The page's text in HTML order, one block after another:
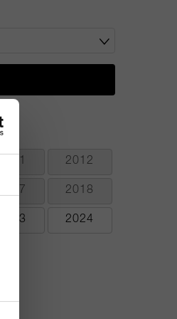
2011 2012
2017 2018
2023 2024